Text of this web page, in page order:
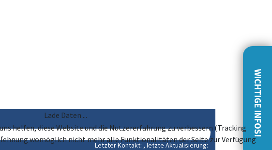
WICHTIGE INFOS!
Lade Daten ...
Letzter Kontakt:, letzte Aktualisierung:
helfen, diese Website und die Nutzererfahrung zu verbessern (Tracking
womöglich nicht mehr alle Funktionalitäten der Seite zur Verfügung